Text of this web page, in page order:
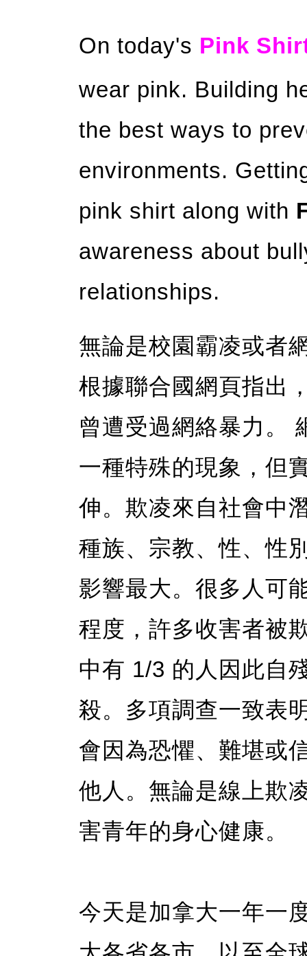
On today's Pink
wear pink. Building
the best ways to
environments.
pink shirt along with
awareness about
relationships.
無論是校園霸凌或者
根據聯合國網頁指出
曾遭受過網絡暴力。
一種特殊的現象，但
伸。欺凌來自社會中
種族、宗教、性、性
影響最大。很多人可
程度，許多收害者被
中有 1/3 的人因此自
殺。多項調查一致表
會因為恐懼、難堪或
他人。無論是線上欺
害青年的身心健康。
今天是加拿大一年一